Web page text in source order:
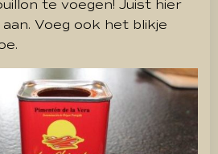
te voegen! Juist hier
Voeg ook het blikje